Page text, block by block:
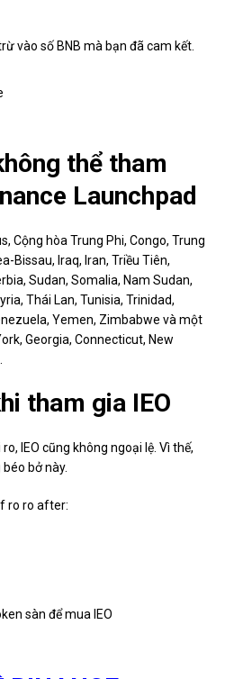
vào số BNB mà bạn đã cam kết.
thể tham
Launchpad
Cộng hòa Trung Phi, Congo, Trung
Bissau, Iraq, Iran, Triều Tiên,
Sudan, Somalia, Nam Sudan,
Thái Lan, Tunisia, Trinidad,
Yemen, Zimbabwe và một
Georgia, Connecticut, New
tham gia IEO
IEO cũng không ngoại lệ. Vì thế,
bở này.
ro ​​ro after:
sàn để mua IEO